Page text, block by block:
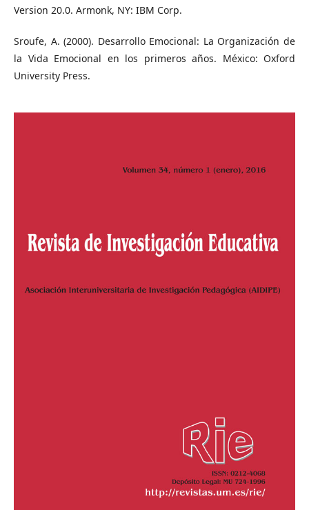
Version 20.0. Armonk, NY: IBM Corp.
Sroufe, A. (2000). Desarrollo Emocional: La Organización de
la Vida Emocional en los primeros años. México: Oxford
University Press.